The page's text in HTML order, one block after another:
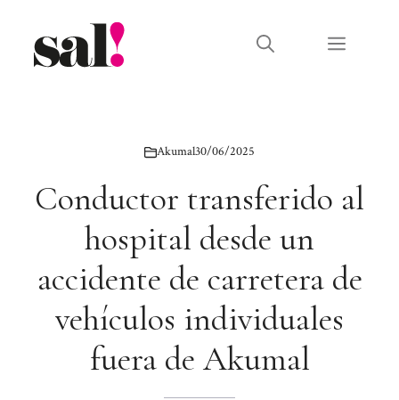
contenido
Menú
Akumal30/06/2025
Conductor transferido al
hospital desde un
accidente de carretera de
vehículos individuales
fuera de Akumal